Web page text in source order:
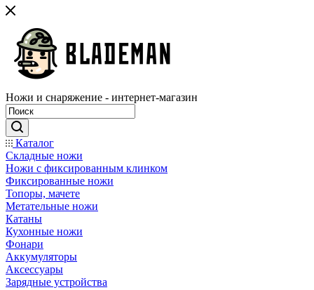
Ножи и снаряжение - интернет-магазин
Каталог
Складные ножи
Ножи с фиксированным клинком
Фиксированные ножи
Топоры, мачете
Метательные ножи
Катаны
Кухонные ножи
Фонари
Аккумуляторы
Аксессуары
Зарядные устройства